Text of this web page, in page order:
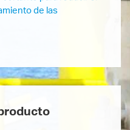
de las